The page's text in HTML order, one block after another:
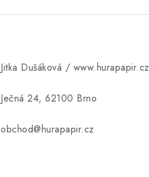
Jitka Dušáková / www.hurapapir.cz
Ječná 24, 62100 Brno
obchod@hurapapir.cz